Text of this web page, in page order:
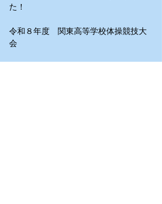
た！
令和８年度　関東高等学校体操競技大
会